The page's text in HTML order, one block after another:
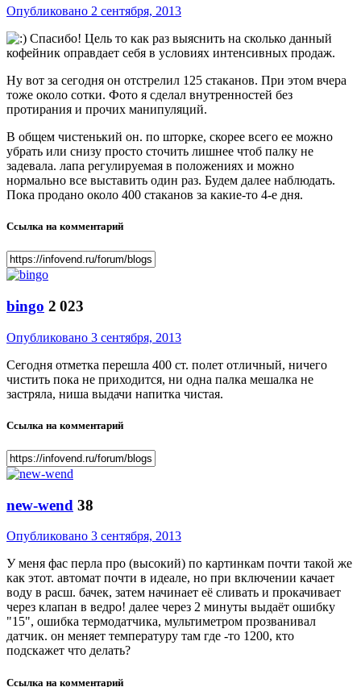
Опубликовано 2 сентября, 2013
Спасибо! Цель то как раз выяснить на сколько данный
кофейник оправдает себя в условиях интенсивных продаж.
Ну вот за сегодня он отстрелил 125 стаканов. При этом вчера
тоже около сотки. Фото я сделал внутренностей без
протирания и прочих манипуляций.
В общем чистенький он. по шторке, скорее всего ее можно
убрать или снизу просто сточить лишнее чтоб палку не
задевала. лапа регулируемая в положениях и можно
нормально все выставить один раз. Будем далее наблюдать.
Пока продано около 400 стаканов за какие-то 4-е дня.
Ссылка на комментарий
bingo 2 023
Опубликовано 3 сентября, 2013
Сегодня отметка перешла 400 ст. полет отличный, ничего
чистить пока не приходится, ни одна палка мешалка не
застряла, ниша выдачи напитка чистая.
Ссылка на комментарий
new-wend 38
Опубликовано 3 сентября, 2013
У меня фас перла про (высокий) по картинкам почти такой же
как этот. автомат почти в идеале, но при включении качает
воду в расш. бачек, затем начинает её сливать и прокачивает
через клапан в ведро! далее через 2 минуты выдаёт ошибку
"15", ошибка термодатчика, мультиметром прозванивал
датчик. он меняет температуру там где -то 1200, кто
подскажет что делать?
Ссылка на комментарий